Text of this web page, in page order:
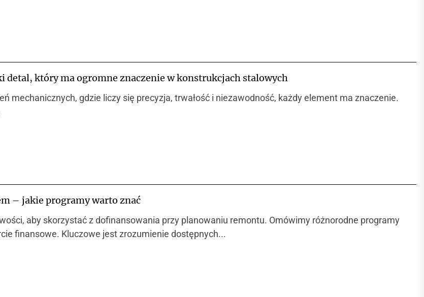
detal, który ma ogromne znaczenie w konstrukcjach stalowych
mechanicznych, gdzie liczy się precyzja, trwałość i niezawodność, każdy element ma znaczenie.
– jakie programy warto znać
aby skorzystać z dofinansowania przy planowaniu remontu. Omówimy różnorodne programy
finansowe. Kluczowe jest zrozumienie dostępnych...